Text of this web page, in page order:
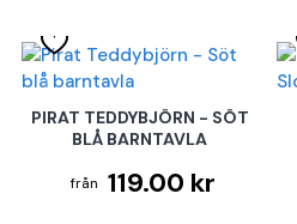
PIRAT TEDDYBJÖRN - SÖT
BLÅ BARNTAVLA
119.00 kr